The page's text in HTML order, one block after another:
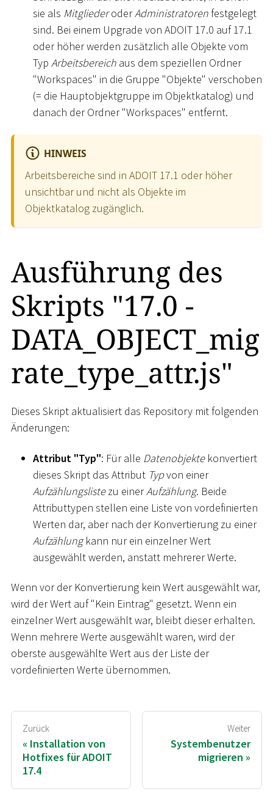
sie als MitgliederoderAdministratoren festgelegt
sind. Bei einem Upgrade von ADOIT 17.0 auf 17.1
oder höher werden zusätzlich alle Objekte vom
Typ Arbeitsbereich aus dem speziellen Ordner
"Workspaces" in die Gruppe "Objekte" verschoben
(= die Hauptobjektgruppe im Objektkatalog) und
danach der Ordner "Workspaces" entfernt.
HINWEIS
Arbeitsbereiche sind in ADOIT 17.1 oder höher
unsichtbar und nicht als Objekte im
Objektkatalog zugänglich.
Ausführung des
Skripts "17.0 -
DATA_OBJECT_mig
rate_type_attr.js"
Dieses Skript aktualisiert das Repository mit folgenden
Änderungen:
Attribut "Typ": Für alle Datenobjektekonvertiert
dieses Skript das Attribut Typvon einer
Aufzählungslistezu einerAufzählung. Beide
Attributtypen stellen eine Liste von vordefinierten
Werten dar, aber nach der Konvertierung zu einer
Aufzählungkann nur ein einzelner Wert
ausgewählt werden, anstatt mehrerer Werte.
Wenn vor der Konvertierung kein Wert ausgewählt war,
wird der Wert auf "Kein Eintrag" gesetzt. Wenn ein
einzelner Wert ausgewählt war, bleibt dieser erhalten.
Wenn mehrere Werte ausgewählt waren, wird der
oberste ausgewählte Wert aus der Liste der
vordefinierten Werte übernommen.
Zurück
Installation von
Hotfixes für ADOIT
17.4
Weiter
Systembenutzer
migrieren